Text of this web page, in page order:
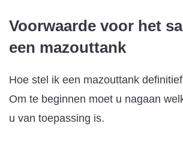
Voorwaarde voor het
een mazouttank
Hoe stel ik een mazouttank
Om te beginnen moet u nagaan
u van toepassing is.